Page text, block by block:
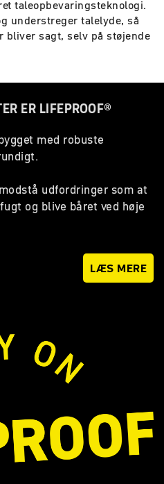
taleopbevaringsteknologi.
understreger talelyde, så
bliver sagt, selv på støjende
ER LIFEPROOF®
med robuste
udfordringer som at
og blive båret ved høje
LÆS MERE